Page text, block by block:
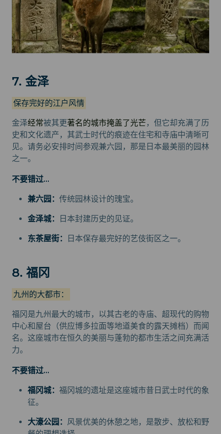
7. 金泽
保存完好的江户风情
金泽经常被其更著名的城市掩盖了光芒 ，但它却充满了历
史和文化遗产，其武士时代的痕迹在住宅和寺庙中清晰可
见。请务必安排时间参观兼六园，那是日本最美丽的园林
之一。
不要错过...
兼六园： 传统园林设计的瑰宝。
金泽城： 日本封建历史的见证。
东茶屋街： 日本保存最完好的艺伎街区之一。
8. 福冈
九州的大都市：
福冈是九州最大的城市，以其古老的寺庙、超现代的购物
中心和屋台（供应博多拉面等地道美食的露天摊档）而闻
名。这座城市在恒久的美丽与蓬勃的都市生活之间充满活
力。
不要错过...
福冈城： 福冈城的遗址是这座城市昔日武士时代的象
征。
大濠公园： 风景优美的休憩之地，是散步、放松和野